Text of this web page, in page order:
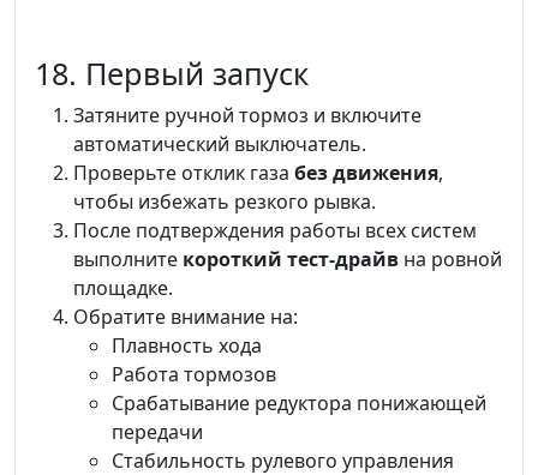
18. Первый запуск
Затяните ручной тормоз и включите
автоматический выключатель.
Проверьте отклик газа без движения,
чтобы избежать резкого рывка.
После подтверждения работы всех систем
выполните короткий тест-драйв на ровной
площадке.
Обратите внимание на:
Плавность хода
Работа тормозов
Срабатывание редуктора понижающей
передачи
Стабильность рулевого управления